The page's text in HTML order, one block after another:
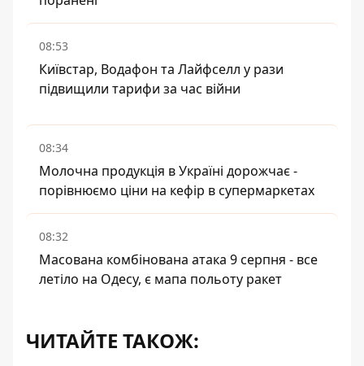
08:53
Київстар, Водафон та Лайфселл у рази
підвищили тарифи за час війни
08:34
Молочна продукція в Україні дорожчає -
порівнюємо ціни на кефір в супермаркетах
08:32
Масована комбінована атака 9 серпня - все
летіло на Одесу, є мапа польоту ракет
ЧИТАЙТЕ ТАКОЖ: